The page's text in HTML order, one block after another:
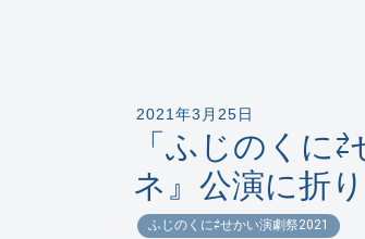
2021年3月25日
「ふじのくに
ネ』公演に折
ふじのくに⇄せかい演劇祭2021